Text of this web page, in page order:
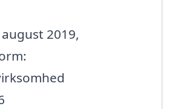
2019,